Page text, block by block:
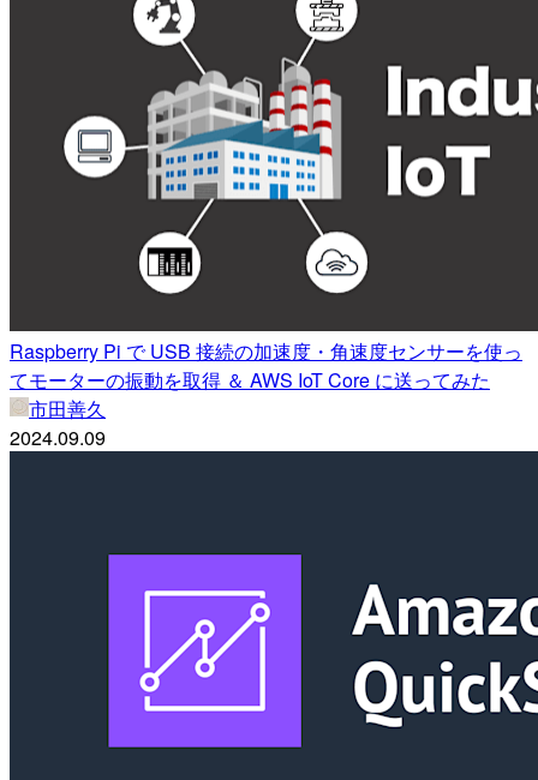
Raspberry Pi で USB 接続の加速度・角速度センサーを使っ
てモーターの振動を取得 ＆ AWS IoT Core に送ってみた
市田善久
2024.09.09